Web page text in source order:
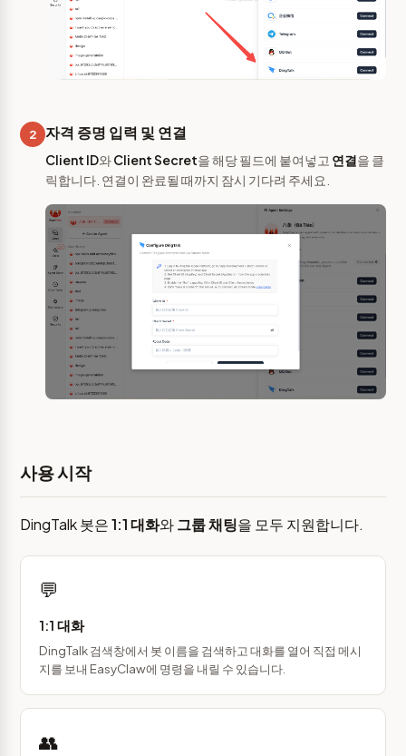
2 자격 증명 입력 및 연결
Client ID와Client Secret을 해당 필드에 붙여넣고 연결을 클
릭합니다. 연결이 완료될 때까지 잠시 기다려 주세요.
사용 시작
DingTalk 봇은1:1 대화와그룹 채팅을 모두 지원합니다.
💬
1:1 대화
DingTalk 검색창에서 봇 이름을 검색하고 대화를 열어 직접 메시
지를 보내 EasyClaw에 명령을 내릴 수 있습니다.
👥